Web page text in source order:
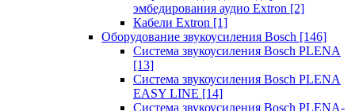
эмбедирования аудио Extron [2]
Кабели Extron [1]
Оборудование звукоусиления Bosch [146]
Система звукоусиления Bosch PLENA
[13]
Система звукоусиления Bosch PLENA
EASY LINE [14]
Система звукоусиления Bosch PLENA-